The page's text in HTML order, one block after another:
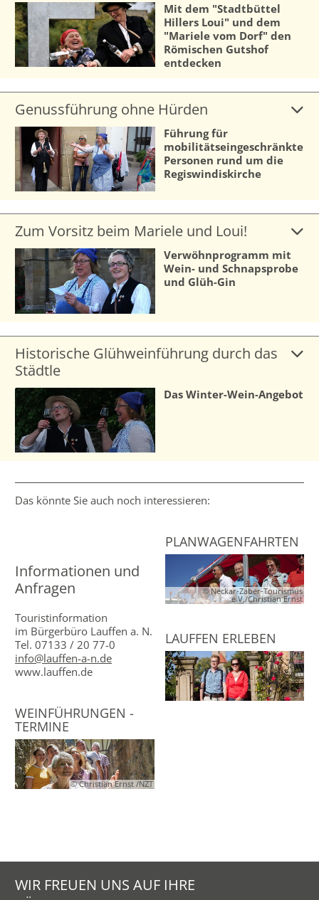
Mit dem "Stadtbüttel
Hillers Loui" und dem
"Mariele vom Dorf" den
Römischen Gutshof
entdecken
Genussführung ohne Hürden
Führung für
mobilitätseingeschränkte
Personen rund um die
Regiswindiskirche
Zum Vorsitz beim Mariele und Loui!
Verwöhnprogramm mit
Wein- und Schnapsprobe
und Glüh-Gin
Historische Glühweinführung durch das
Städtle
Das Winter-Wein-Angebot
Das könnte Sie auch noch interessieren:
Informationen und
Anfragen
Touristinformation
im Bürgerbüro Lauffen a. N.
Tel. 07133 / 20 77-0
info@lauffen-a-n.de
www.lauffen.de
WEINFÜHRUNGEN -
TERMINE
© Christian Ernst /NZT
PLANWAGEN­FAHRTEN
© Neckar-Zaber-Tourismus
e.V./Christian Ernst
LAUFFEN ERLEBEN
WIR FREUEN UNS AUF IHRE